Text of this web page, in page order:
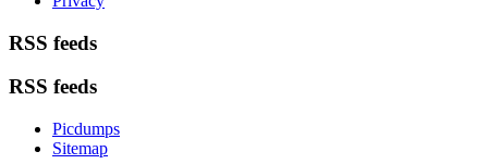
RSS feeds
RSS feeds
Picdumps
Sitemap